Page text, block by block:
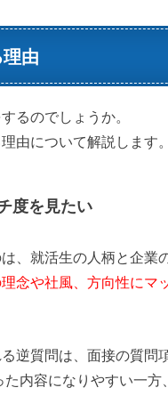
由
るのでしょうか。
由について解説します。
度を見たい
、就活生の人柄と企業
念や社風、方向性にマ
逆質問は、面接の質問
内容になりやすい一